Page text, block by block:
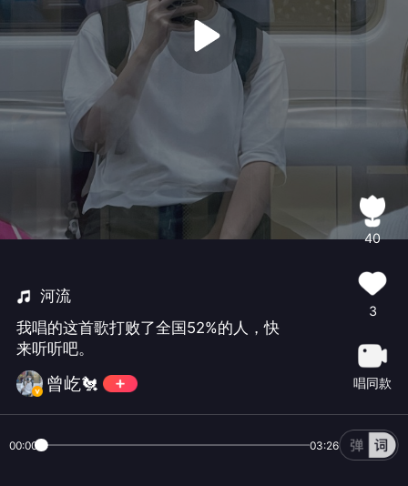
河流
我唱的这首歌打败了全国52%的人，快
来听听吧。
曾屹🐔
40
3
唱同款
00:00 03:26